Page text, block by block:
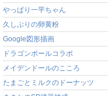
やっぱり一平ちゃん
久しぶりの卵黄粉
Google図形描画
ドラゴンボールコラボ
メイデンドールのこころ
たまごとミルクのドーナッツ